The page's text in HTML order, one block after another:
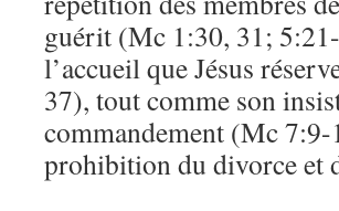
guérit (Mc 1:30, 31;
l’accueil que Jésus
37), tout comme son
commandement (Mc 7:9-
prohibition du divorce et